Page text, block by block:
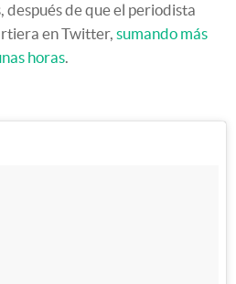
de que el periodista
en Twitter, sumando más
horas.